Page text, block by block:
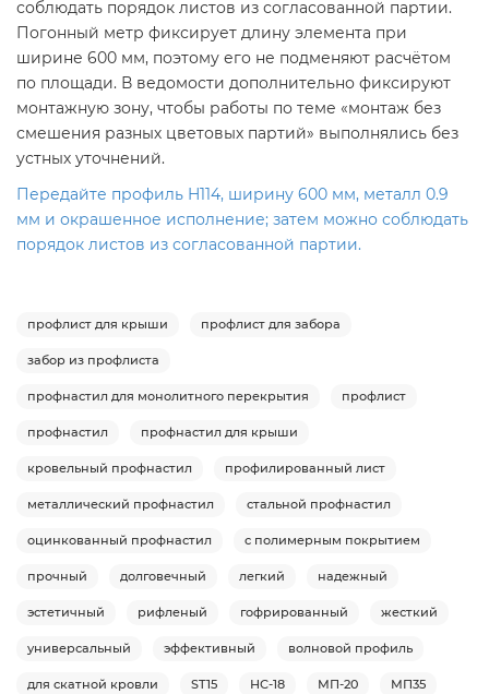
соблюдать порядок листов из согласованной партии.
Погонный метр фиксирует длину элемента при
ширине 600 мм, поэтому его не подменяют расчётом
по площади. В ведомости дополнительно фиксируют
монтажную зону, чтобы работы по теме «монтаж без
смешения разных цветовых партий» выполнялись без
устных уточнений.
Передайте профиль H114, ширину 600 мм, металл 0.9
мм и окрашенное исполнение; затем можно соблюдать
порядок листов из согласованной партии.
профлист для крыши профлист для забора
забор из профлиста
профнастил для монолитного перекрытия профлист
профнастил профнастил для крыши
кровельный профнастил профилированный лист
металлический профнастил стальной профнастил
оцинкованный профнастил с полимерным покрытием
прочный долговечный легкий надежный
эстетичный рифленый гофрированный жесткий
универсальный эффективный волновой профиль
для скатной кровли ST15 НС-18 МП-20 МП35